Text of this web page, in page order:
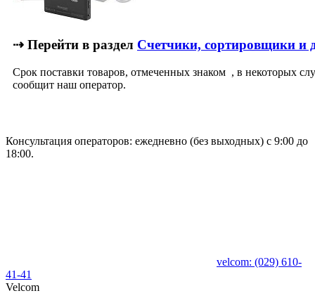
⇢ Перейти в раздел Счетчики, сортировщики и
Срок поставки товаров, отмеченных знаком , в некоторых
сообщит наш оператор.
Консультация операторов: ежедневно (без выходных) с 9:00 до
18:00.
velcom: (029) 610-
41-41
Velcom